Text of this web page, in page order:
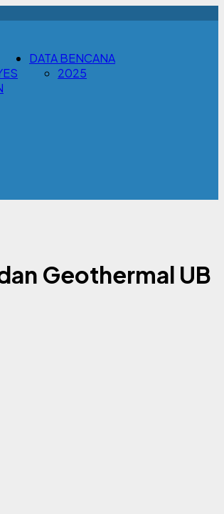
DATA BENCANA
2025
Geothermal UB